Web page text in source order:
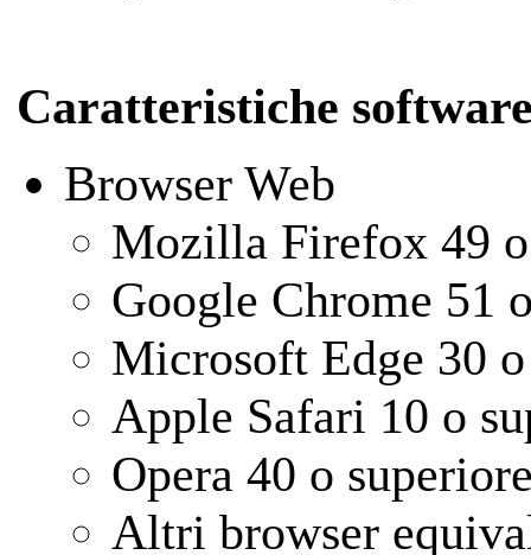
Caratteristiche
Browser Web
Mozilla Firefox 49
Google Chrome 51
Microsoft Edge 30
Apple Safari 10 o
Opera 40 o
Altri browser